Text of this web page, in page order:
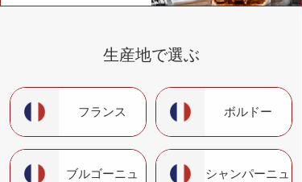
生産地で選ぶ
フランス ボルドー
ブルゴーニュ シャンパーニュ